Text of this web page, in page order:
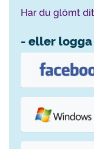
Har du glömt
- eller